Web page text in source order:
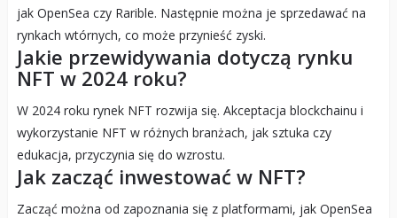
jak OpenSea czy Rarible. Następnie można je sprzedawać na
rynkach wtórnych, co może przynieść zyski.
Jakie przewidywania dotyczą rynku
NFT w 2024 roku?
W 2024 roku rynek NFT rozwija się. Akceptacja blockchainu i
wykorzystanie NFT w różnych branżach, jak sztuka czy
edukacja, przyczynia się do wzrostu.
Jak zacząć inwestować w NFT?
Zacząć można od zapoznania się z platformami, jak OpenSea